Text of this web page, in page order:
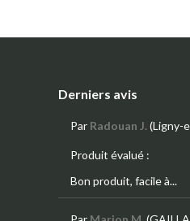
Derniers avis
Par Radouan J.(Ligny-
Produit évalué :
Bon produit, facile à...